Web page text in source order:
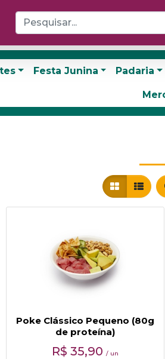
Festa Junina Padaria
Poke Clássico Pequeno (80g
de proteína)
R$ 35,90 / un